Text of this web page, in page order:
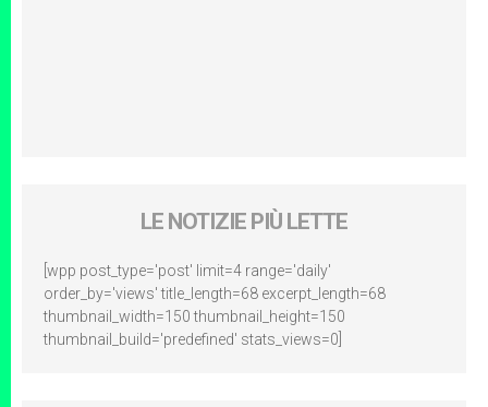
LE NOTIZIE PIÙ LETTE
[wpp post_type='post' limit=4 range='daily'
order_by='views' title_length=68 excerpt_length=68
thumbnail_width=150 thumbnail_height=150
thumbnail_build='predefined' stats_views=0]